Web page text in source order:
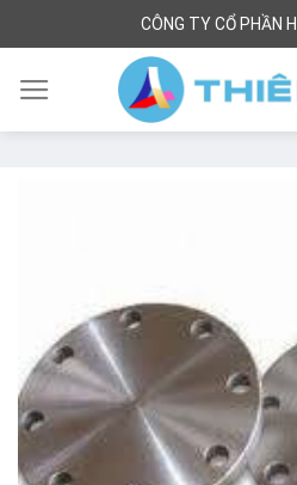
to
content
CÔNG TY CỔ PHẦN